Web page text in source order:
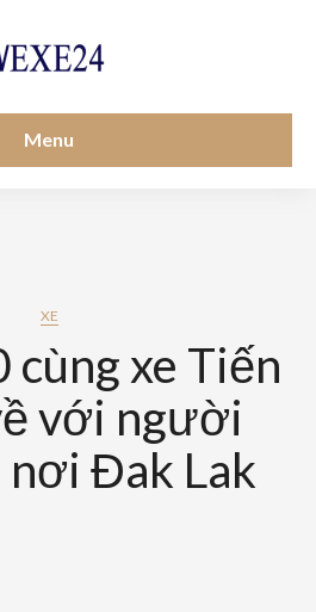
Menu
XE
cùng xe Tiến
với người
Đak Lak